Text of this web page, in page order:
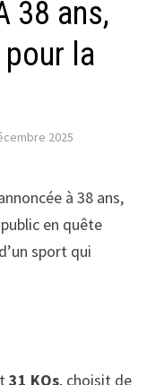
38 ans,
pour la
2025
à 38 ans,
en quête
sport qui
31 KOs, choisit de